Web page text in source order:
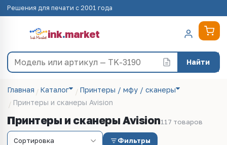
Решения для печати с 2001 года
ink.market
Найти
Главная Каталог
Принтеры / мфу / сканеры
Принтеры и сканеры Avision
Принтеры и сканеры Avision117 товаров
Фильтры